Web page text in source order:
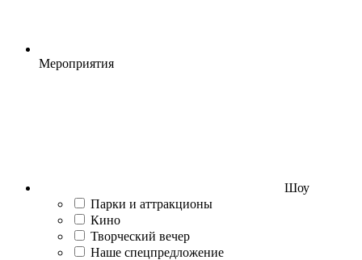
Мероприятия
Шоу
Парки и аттракционы
Кино
Творческий вечер
Наше спецпредложение